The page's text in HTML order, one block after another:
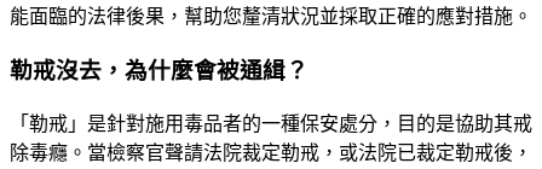
能面臨的法律後果，幫助您釐清狀況並採取正確的應對措施。
勒戒沒去，為什麼會被通緝？
「勒戒」是針對施用毒品者的一種保安處分，目的是協助其戒
除毒癮。當檢察官聲請法院裁定勒戒，或法院已裁定勒戒後，